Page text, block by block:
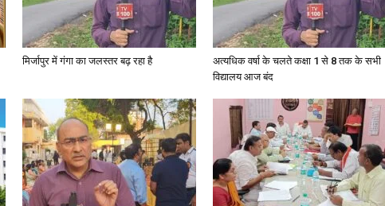
मिर्जापुर में गंगा का जलस्तर बढ़ रहा है
अत्यधिक वर्षा के चलते कक्षा 1 से 8 तक के सभी
विद्यालय आज बंद